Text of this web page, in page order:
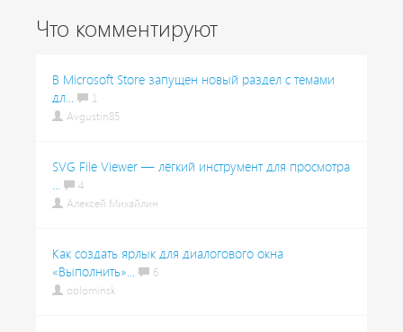
Что комментируют
В Microsoft Store запущен новый раздел с темами
дл...
1
Avgustin85
SVG File Viewer — лёгкий инструмент для просмотра
...
4
Алексей Михайлин
Как создать ярлык для диалогового окна
«Выполнить»...
6
oblominsk